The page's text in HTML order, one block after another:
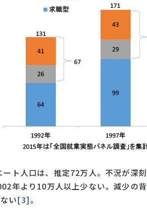
ート人口は、推定72万人。不況が深
年より10万人以上少ない。減少の
い[3]。